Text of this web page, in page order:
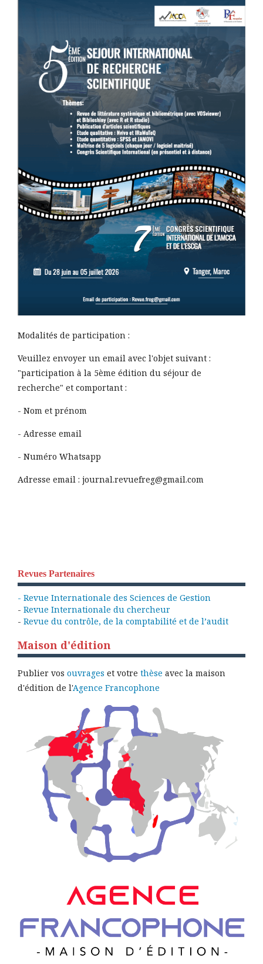
Modalités de participation :
Veuillez envoyer un email avec l'objet suivant :
"participation à la 5ème édition du séjour de
recherche" et comportant :
- Nom et prénom
- Adresse email
- Numéro Whatsapp
Adresse email : journal.revuefreg@gmail.com
Revues Partenaires
- Revue Internationale des Sciences de Gestion
- Revue Internationale du chercheur
- Revue du contrôle, de la comptabilité et de l’audit
Maison d'édition
Publier vos ouvrages et votre thèse avec la maison
d'édition de l'Agence Francophone